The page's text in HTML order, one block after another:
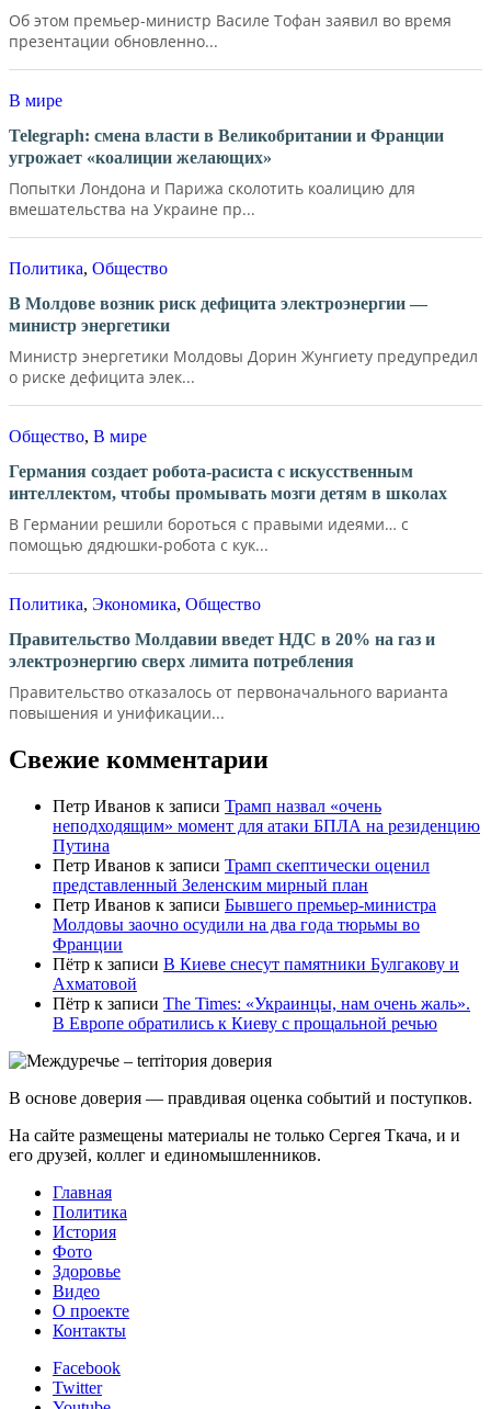
Об этом премьер-министр Василе Тофан заявил во время
презентации обновленно...
В мире
Telegraph: смена власти в Великобритании и Франции
угрожает «коалиции желающих»
Попытки Лондона и Парижа сколотить коалицию для
вмешательства на Украине пр...
Политика, Общество
В Молдове возник риск дефицита электроэнергии —
министр энергетики
Министр энергетики Молдовы Дорин Жунгиету предупредил
о риске дефицита элек...
Общество, В мире
Германия создает робота-расиста с искусственным
интеллектом, чтобы промывать мозги детям в школах
В Германии решили бороться с правыми идеями… с
помощью дядюшки-робота с кук...
Политика, Экономика, Общество
Правительство Молдавии введет НДС в 20% на газ и
электроэнергию сверх лимита потребления
Правительство отказалось от первоначального варианта
повышения и унификации...
Свежие комментарии
Петр Иванов к записи Трамп назвал «очень
неподходящим» момент для атаки БПЛА на резиденцию
Путина
Петр Иванов к записи Трамп скептически оценил
представленный Зеленским мирный план
Петр Иванов к записи Бывшего премьер-министра
Молдовы заочно осудили на два года тюрьмы во
Франции
Пётр к записи В Киеве снесут памятники Булгакову и
Ахматовой
Пётр к записи Тhe Times: «Украинцы, нам очень жаль».
В Европе обратились к Киеву с прощальной речью
В основе доверия — правдивая оценка событий и поступков.
На сайте размещены материалы не только Сергея Ткача, и и
его друзей, коллег и единомышленников.
Главная
Политика
История
Фото
Здоровье
Видео
О проекте
Контакты
Facebook
Twitter